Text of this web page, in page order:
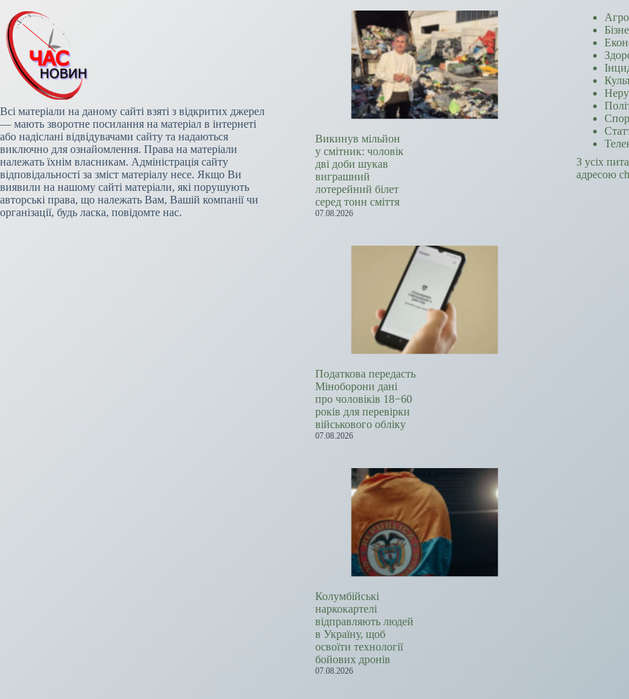
Всі матеріали на даному сайті взяті з відкритих джерел
— мають зворотне посилання на матеріал в інтернеті
або надіслані відвідувачами сайту та надаються
виключно для ознайомлення. Права на матеріали
належать їхнім власникам. Адміністрація сайту
відповідальності за зміст матеріалу несе. Якщо Ви
виявили на нашому сайті матеріали, які порушують
авторські права, що належать Вам, Вашій компанії чи
організації, будь ласка, повідомте нас.
Викинув мільйон
у смітник: чоловік
дві доби шукав
виграшний
лотерейний білет
серед тонн сміття
07.08.2026
Податкова передасть
Міноборони дані
про чоловіків 18−60
років для перевірки
військового обліку
07.08.2026
Колумбійські
наркокартелі
відправляють людей
в Україну, щоб
освоїти технології
бойових дронів
07.08.2026
З усіх
адресою